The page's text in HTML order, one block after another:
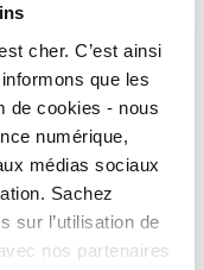
cher. C’est ainsi
que les
de cookies - nous
numérique,
médias sociaux
Sachez
sur l’utilisation de
nos partenaires
Advisor
Advisor, Young